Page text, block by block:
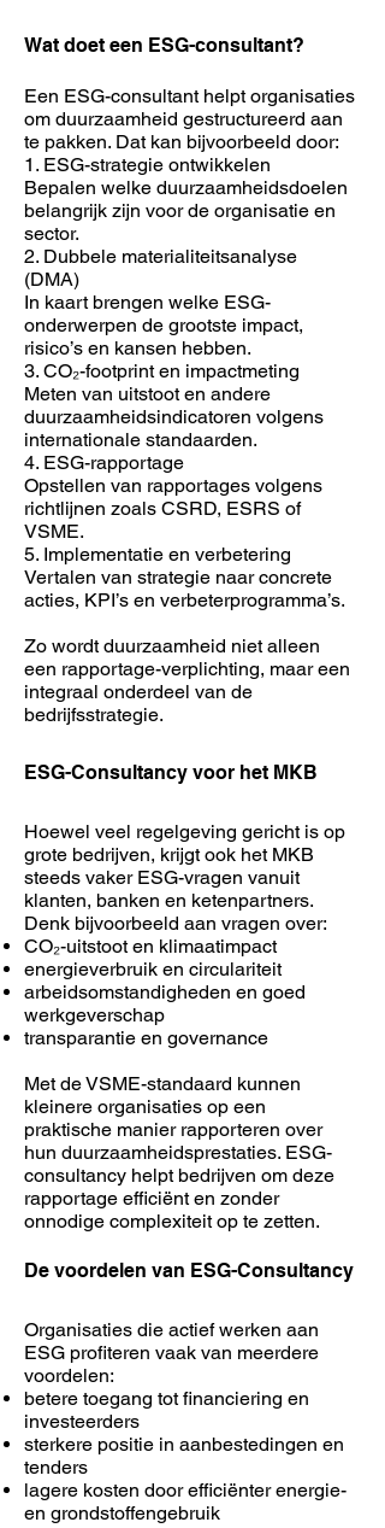
Wat doet een ESG-consultant?
Een ESG-consultant helpt organisaties
om duurzaamheid gestructureerd aan
te pakken. Dat kan bijvoorbeeld door:
1. ESG-strategie ontwikkelen
Bepalen welke duurzaamheidsdoelen
belangrijk zijn voor de organisatie en
sector.
2. Dubbele materialiteitsanalyse
(DMA)
In kaart brengen welke ESG-
onderwerpen de grootste impact,
risico’s en kansen hebben.
3. CO₂-footprint en impactmeting
Meten van uitstoot en andere
duurzaamheidsindicatoren volgens
internationale standaarden.
4. ESG-rapportage
Opstellen van rapportages volgens
richtlijnen zoals CSRD, ESRS of
VSME.
5. Implementatie en verbetering
Vertalen van strategie naar concrete
acties, KPI’s en verbeterprogramma’s.
Zo wordt duurzaamheid niet alleen
een rapportage-verplichting, maar een
integraal onderdeel van de
bedrijfsstrategie.
ESG-Consultancy voor het MKB
Hoewel veel regelgeving gericht is op
grote bedrijven, krijgt ook het MKB
steeds vaker ESG-vragen vanuit
klanten, banken en ketenpartners.
Denk bijvoorbeeld aan vragen over:
CO₂-uitstoot en klimaatimpact
energieverbruik en circulariteit
arbeidsomstandigheden en goed
werkgeverschap
transparantie en governance
Met de VSME-standaard kunnen
kleinere organisaties op een
praktische manier rapporteren over
hun duurzaamheidsprestaties. ESG-
consultancy helpt bedrijven om deze
rapportage efficiënt en zonder
onnodige complexiteit op te zetten.
De voordelen van ESG-Consultancy
Organisaties die actief werken aan
ESG profiteren vaak van meerdere
voordelen:
betere toegang tot financiering en
investeerders
sterkere positie in aanbestedingen en
tenders
lagere kosten door efficiënter energie-
en grondstoffengebruik